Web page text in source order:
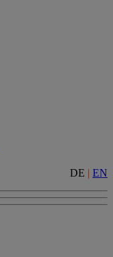
DE | EN